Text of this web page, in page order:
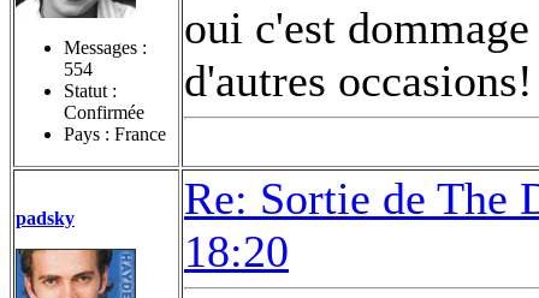
Messages :
554
Statut :
Confirmée
Pays : France
oui c'est
d'autres
padsky
Re: Sortie de The
18:20